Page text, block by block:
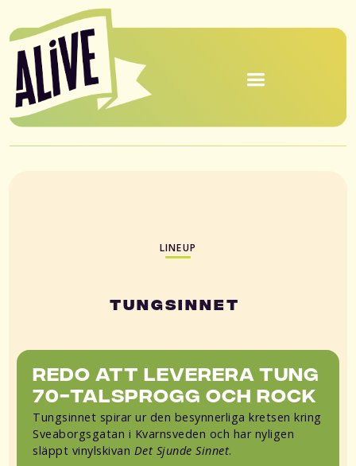
LINEUP
Tungsinnet
Redo att leverera tung
70-talsprogg och rock
Tungsinnet spirar ur den besynnerliga kretsen kring
Sveaborgsgatan i Kvarnsveden och har nyligen
släppt vinylskivan Det Sjunde Sinnet.